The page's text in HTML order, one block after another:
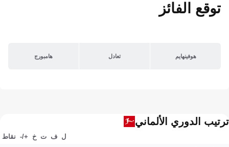
توقع الفائز
هوفينهايم تعادل هامبورج
ترتيب الدوري الألماني
ل ف ت خ +/- نقاط